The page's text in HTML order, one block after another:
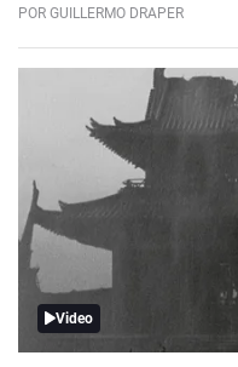
POR GUILLERMO DRAPER
Video